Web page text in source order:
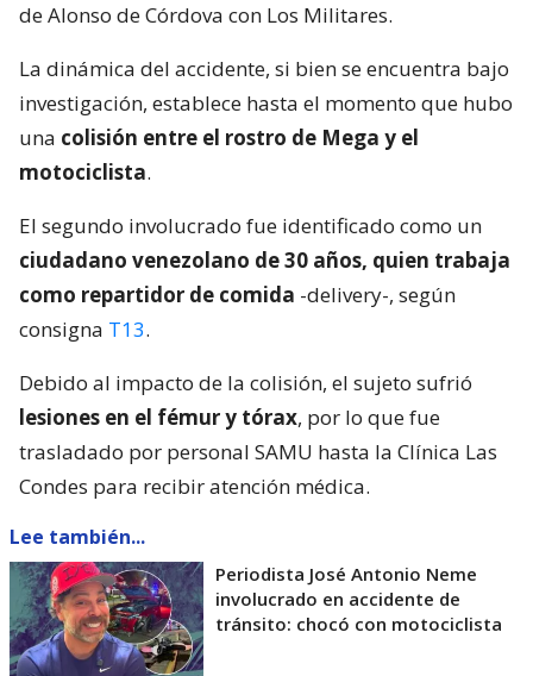
de Alonso de Córdova con Los Militares.
La dinámica del accidente, si bien se encuentra bajo
investigación, establece hasta el momento que hubo
una colisión entre el rostro de Mega y el
motociclista.
El segundo involucrado fue identificado como un
ciudadano venezolano de 30 años, quien trabaja
como repartidor de comida -delivery-, según
consigna T13.
Debido al impacto de la colisión, el sujeto sufrió
lesiones en el fémur y tórax, por lo que fue
trasladado por personal SAMU hasta la Clínica Las
Condes para recibir atención médica.
Lee también...
Periodista José Antonio Neme
involucrado en accidente de
tránsito: chocó con motociclista